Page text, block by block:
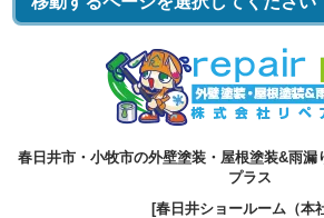
春日井市・小牧市の外壁塗装・屋根塗装&雨漏
プラス
[春日井ショールーム（本